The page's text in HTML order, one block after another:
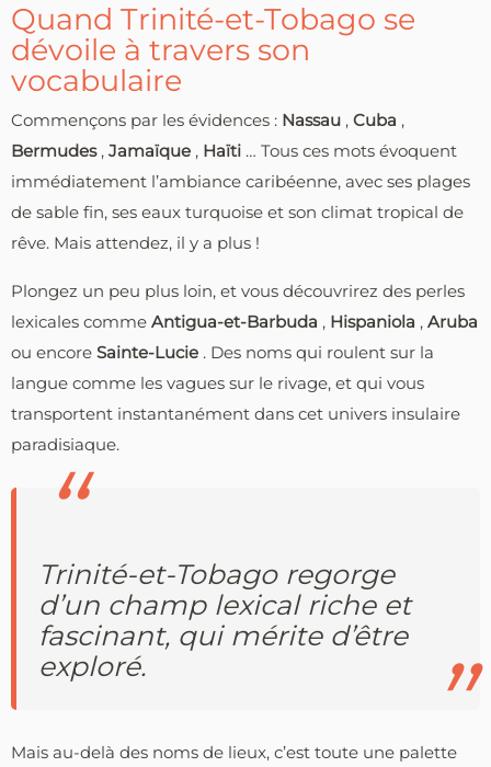
Quand Trinité-et-Tobago se
dévoile à travers son
vocabulaire
Commençons par les évidences : Nassau , Cuba ,
Bermudes , Jamaïque , Haïti … Tous ces mots évoquent
immédiatement l’ambiance caribéenne, avec ses plages
de sable fin, ses eaux turquoise et son climat tropical de
rêve. Mais attendez, il y a plus !
Plongez un peu plus loin, et vous découvrirez des perles
lexicales comme Antigua-et-Barbuda , Hispaniola , Aruba
ou encore Sainte-Lucie . Des noms qui roulent sur la
langue comme les vagues sur le rivage, et qui vous
transportent instantanément dans cet univers insulaire
paradisiaque.
Trinité-et-Tobago regorge
d’un champ lexical riche et
fascinant, qui mérite d’être
exploré.
Mais au-delà des noms de lieux, c’est toute une palette